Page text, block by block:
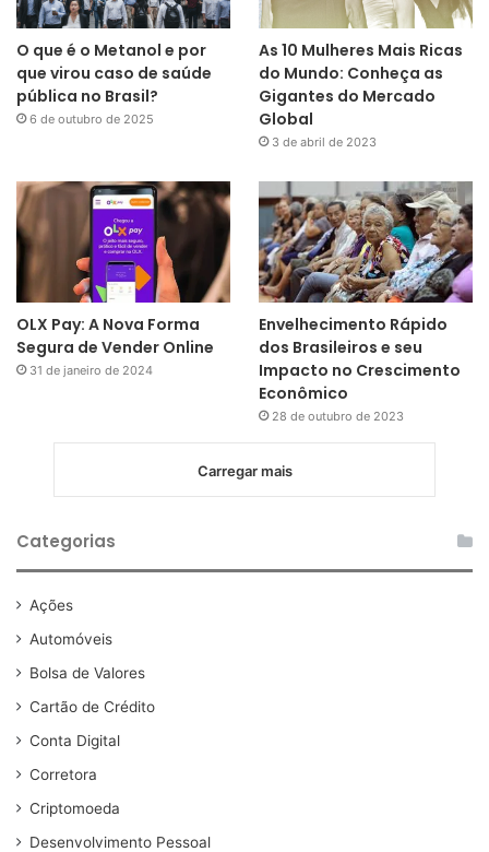
O que é o Metanol e por
que virou caso de saúde
pública no Brasil?
6 de outubro de 2025
As 10 Mulheres Mais Ricas
do Mundo: Conheça as
Gigantes do Mercado
Global
3 de abril de 2023
OLX Pay: A Nova Forma
Segura de Vender Online
31 de janeiro de 2024
Envelhecimento Rápido
dos Brasileiros e seu
Impacto no Crescimento
Econômico
28 de outubro de 2023
Carregar mais
Categorias
Ações
Automóveis
Bolsa de Valores
Cartão de Crédito
Conta Digital
Corretora
Criptomoeda
Desenvolvimento Pessoal